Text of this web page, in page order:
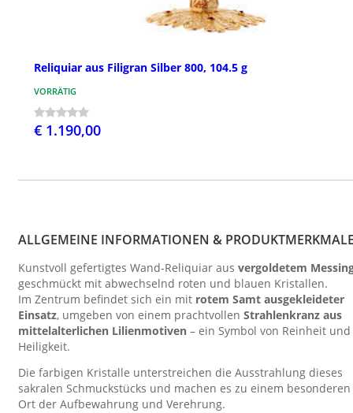
Reliquiar aus Filigran Silber 800, 104.5 g
VORRÄTIG
€ 1.190,00
ALLGEMEINE INFORMATIONEN &
Kunstvoll gefertigtes Wand-Reliquiar aus vergoldetem
geschmückt mit abwechselnd roten und blauen Kristallen.
Im Zentrum befindet sich ein mit rotem Samt ausgekleideter
Einsatz, umgeben von einem prachtvollen Strahlenkranz aus
mittelalterlichen Lilienmotiven – ein Symbol von Reinheit und
Heiligkeit.
Die farbigen Kristalle unterstreichen die Ausstrahlung dieses
sakralen Schmuckstücks und machen es zu einem besonderen
Ort der Aufbewahrung und Verehrung.